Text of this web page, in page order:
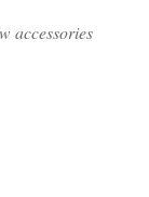
accessories